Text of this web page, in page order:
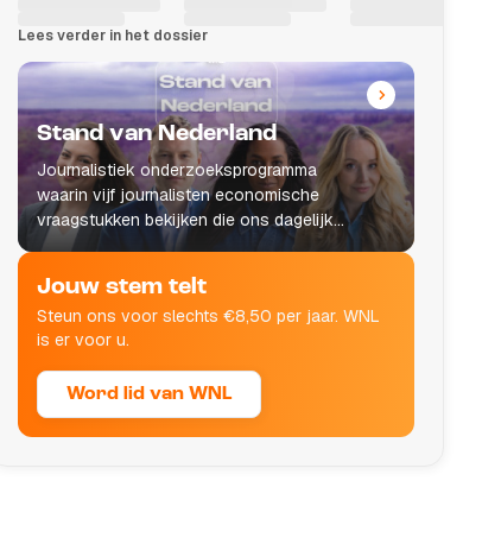
Lees verder in het dossier
Stand van Nederland
Journalistiek onderzoeksprogramma
waarin vijf journalisten economische
vraagstukken bekijken die ons dagelijks
leven raken.
Jouw stem telt
Steun ons voor slechts €8,50 per jaar. WNL
is er voor u.
Word lid van WNL